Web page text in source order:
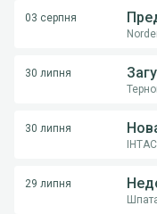
03 серпня
30 липня
30 липня
29 липня